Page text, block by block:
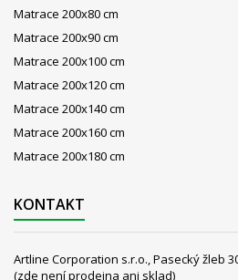
Matrace 200x80 cm
Matrace 200x90 cm
Matrace 200x100 cm
Matrace 200x120 cm
Matrace 200x140 cm
Matrace 200x160 cm
Matrace 200x180 cm
KONTAKT
Artline Corporation s.r.o., Pasecký žleb
(zde není prodejna ani sklad)